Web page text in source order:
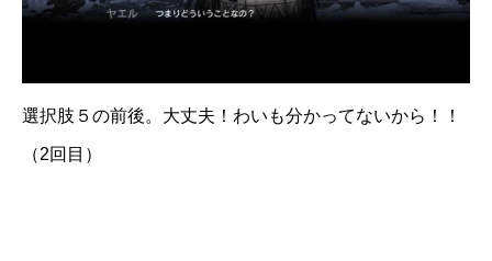
選択肢５の前後。大丈夫！わいも分かってないから！！
（2回目）